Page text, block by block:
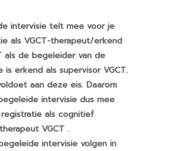
intervisie telt mee voor je
als VGCT-therapeut/erkend
als de begeleider van de
is erkend als supervisor VGCT.
aan deze eis. Daarom
intervisie dus mee
als cognitief
VGCT .
intervisie volgen in